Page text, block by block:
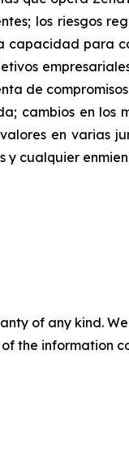
los riesgos
para
de
cambios en
en varias
cualquier
of any kind.
the information